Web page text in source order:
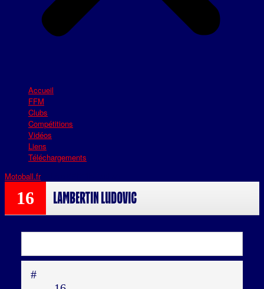
Accueil
FFM
Clubs
Compétitions
Vidéos
Liens
Téléchargements
Motoball.fr>
16 LAMBERTIN Ludovic
#